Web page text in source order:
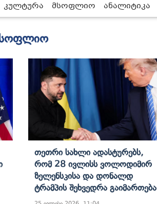
კულტურა მსოფლიო ანალიტიკა
Თეთრი Სახლი Ადასტურებს,
Რომ 28 Ივლისს Ვოლოდიმირ
Ზელენსკისა Და Დონალდ
Ტრამპის Შეხვედრა Გაიმართება